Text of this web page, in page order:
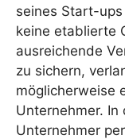
seines Start-
keine etablierte
ausreichende
zu sichern,
möglicherweise
Unternehmer.
Unternehmer